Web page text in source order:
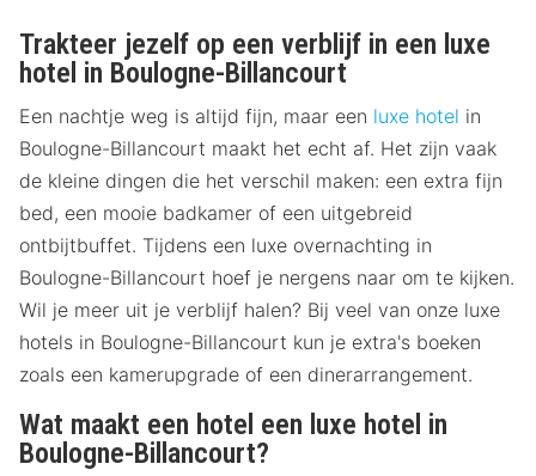
Trakteer jezelf op een verblijf in een luxe
hotel in Boulogne-Billancourt
Een nachtje weg is altijd fijn, maar een luxe hotel in
Boulogne-Billancourt maakt het echt af. Het zijn vaak
de kleine dingen die het verschil maken: een extra fijn
bed, een mooie badkamer of een uitgebreid
ontbijtbuffet. Tijdens een luxe overnachting in
Boulogne-Billancourt hoef je nergens naar om te kijken.
Wil je meer uit je verblijf halen? Bij veel van onze luxe
hotels in Boulogne-Billancourt kun je extra's boeken
zoals een kamerupgrade of een dinerarrangement.
Wat maakt een hotel een luxe hotel in
Boulogne-Billancourt?